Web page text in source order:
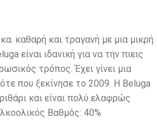
καθαρή και τραγανή με μια μικρή
είναι ιδανική για να την πιεις
τρόπος. Έχει γίνει μια
που ξεκίνησε το 2009. Η Beluga
και είναι πολύ ελαφρώς
Βαθμός: 40%